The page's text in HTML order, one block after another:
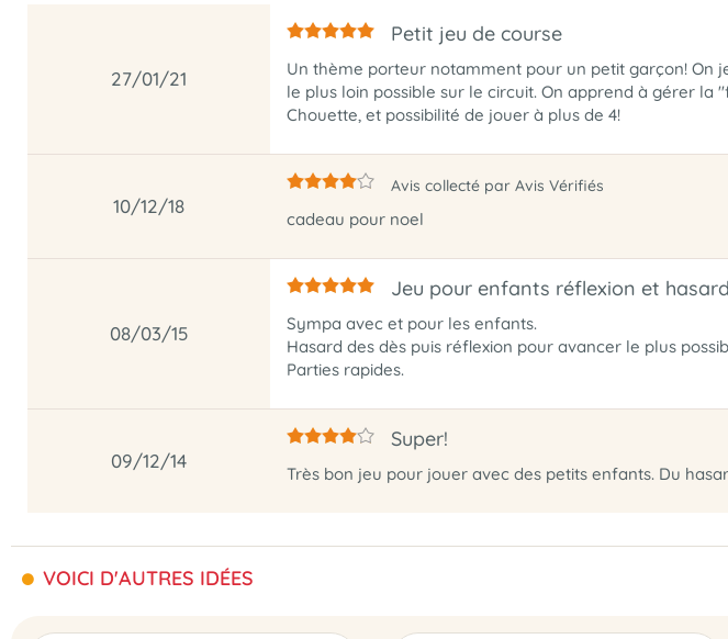
27/01/21
Petit jeu de course
Un thème porteur notamment pour un petit garçon! On
le plus loin possible sur le circuit. On apprend à gérer
Chouette, et possibilité de jouer à plus de 4!
10/12/18
Avis collecté par Avis Vérifiés
cadeau pour noel
08/03/15
Jeu pour enfants réflexion et
Sympa avec et pour les enfants.
Hasard des dès puis réflexion pour avancer le plus
Parties rapides.
09/12/14
Super!
Très bon jeu pour jouer avec des petits enfants. Du
VOICI D'AUTRES IDÉES